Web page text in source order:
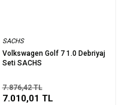
SACHS
Volkswagen Golf 7 1.0 Debriyaj
Seti SACHS
7.876,42 TL
7.010,01 TL